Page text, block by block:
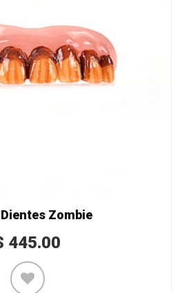
Zombie
445.00